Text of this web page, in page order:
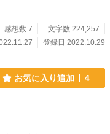
ラなのだ。 このまま
う。 異世界の運命
ローα
の不憫（？）健気（？）美
感想数 7
文字数 224,257
登録日 2022.10.29
お気に入り追加 4